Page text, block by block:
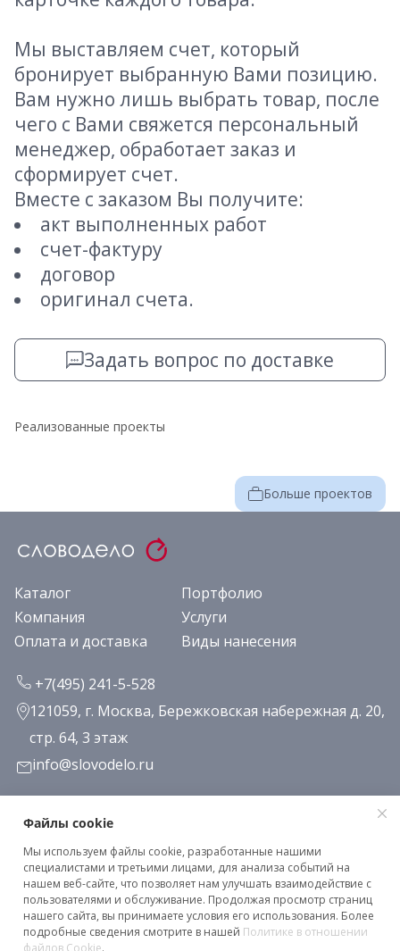
Мы выставляем счет, который
бронирует выбранную Вами позицию.
Вам нужно лишь выбрать товар, после
чего с Вами свяжется персональный
менеджер, обработает заказ и
сформирует счет.
Вместе с заказом Вы получите:
акт выполненных работ
счет-фактуру
договор
оригинал счета.
Задать вопрос по доставке
Реализованные проекты
Больше проектов
Каталог
Портфолио
Компания
Услуги
Оплата и доставка
Виды нанесения
+7(495) 241-5-528
121059, г. Москва, Бережковская набережная д. 20,
стр. 64, 3 этаж
info@slovodelo.ru
Заказать звонок
Подписаться на рассылку
Клиентское соглашение
Файлы cookie
Мы используем файлы cookie, разработанные нашими
специалистами и третьими лицами, для анализа событий на
нашем веб-сайте, что позволяет нам улучшать взаимодействие с
пользователями и обслуживание. Продолжая просмотр страниц
нашего сайта, вы принимаете условия его использования. Более
подробные сведения смотрите в нашей Политике в отношении
файлов Cookie.